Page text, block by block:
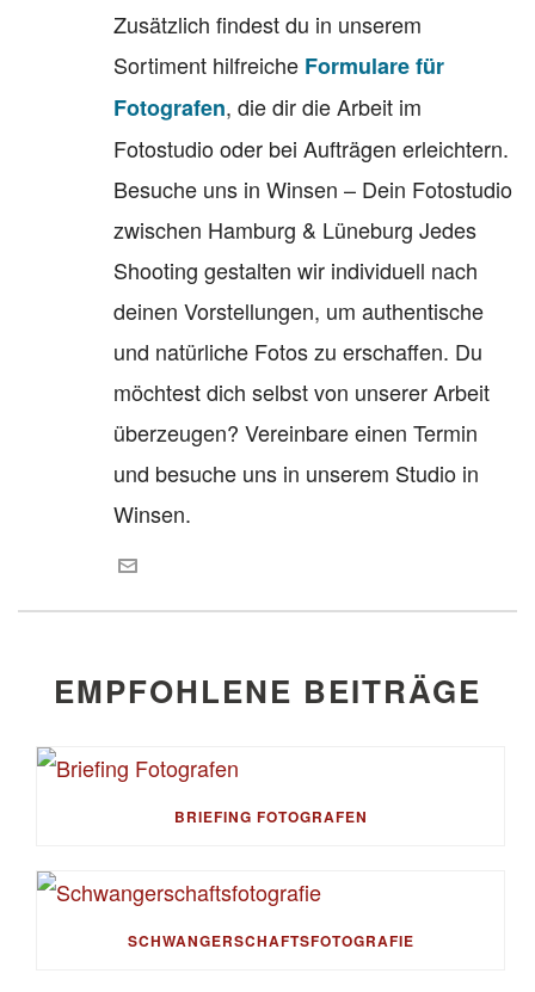
Zusätzlich findest du in unserem
Sortiment hilfreiche Formulare für
Fotografen, die dir die Arbeit im
Fotostudio oder bei Aufträgen erleichtern.
Besuche uns in Winsen – Dein Fotostudio
zwischen Hamburg & Lüneburg Jedes
Shooting gestalten wir individuell nach
deinen Vorstellungen, um authentische
und natürliche Fotos zu erschaffen. Du
möchtest dich selbst von unserer Arbeit
überzeugen? Vereinbare einen Termin
und besuche uns in unserem Studio in
Winsen.
EMPFOHLENE BEITRÄGE
BRIEFING FOTOGRAFEN
SCHWANGERSCHAFTSFOTOGRAFIE